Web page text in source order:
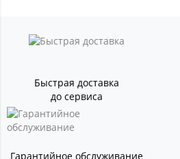
Быстрая доставка
до сервиса
Гарантийное обслуживание